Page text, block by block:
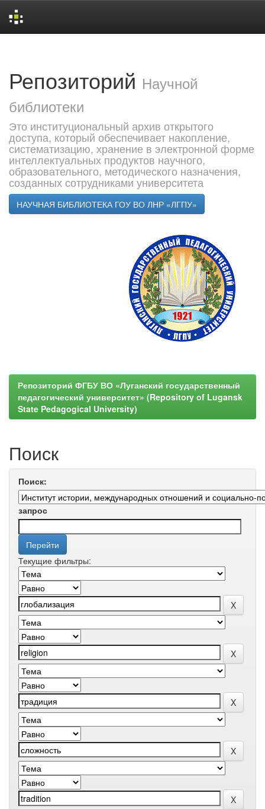
Репозиторий Научной
библиотеки
Это институциональный архив открытого
доступа, который обеспечивает накопление,
систематизацию, хранение в электронной форме
интеллектуальных продуктов научного,
образовательного, методического назначения,
созданных сотрудниками университета
НАУЧНАЯ БИБЛИОТЕКА ГОУ ВО ЛНР «ЛГПУ»
Репозиторий ФГБУ ВО «Луганский государственный
педагогический университет» (Repository of Lugansk
State Pedagogical University)
Поиск
Поиск:
запрос
Текущие фильтры: